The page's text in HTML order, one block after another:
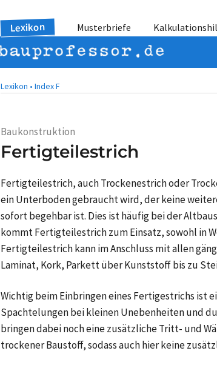
Lexikon Musterbriefe
Lexikon • Index F
Baukonstruktion
Fertigteilestrich
Fertigteilestrich, auch Trockenestrich oder
ein Unterboden gebraucht wird, der keine
sofort begehbar ist. Dies ist häufig bei der
kommt Fertigteilestrich zum Einsatz, sowohl in
Fertigteilestrich kann im Anschluss mit allen
Laminat, Kork, Parkett über Kunststoff bis zu
Wichtig beim Einbringen eines Fertigestrichs ist
Spachtelungen bei kleinen Unebenheiten und
bringen dabei noch eine zusätzliche Tritt- und
trockener Baustoff, sodass auch hier keine